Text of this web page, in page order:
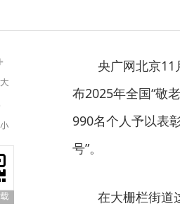
央广网北京11
布2025年全国“敬
990名个人予以表
号”。
在大栅栏街道